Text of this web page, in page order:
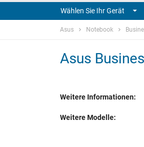
Wählen Sie Ihr Gerät
Asus Notebook
Asus
Weitere Informationen:
Weitere Modelle: